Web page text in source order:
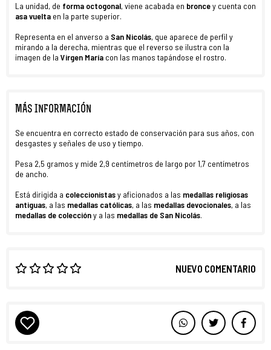
La unidad, de forma octogonal, viene acabada en broncey cuenta con
asa vuelta en la parte superior.
Representa en el anverso a San Nicolás, que aparece de perfil y
mirando a la derecha, mientras que el reverso se ilustra con la
imagen de la Virgen María con las manos tapándose el rostro.
MÁS INFORMACIÓN
Se encuentra en correcto estado de conservación para sus años, con
desgastes y señales de uso y tiempo.
Pesa 2,5 gramos y mide 2,9 centímetros de largo por 1,7 centímetros
de ancho.
Está dirigida a coleccionistasy aficionados a las medallas religiosas
antiguas, a las medallas católicas, a las medallas devocionales, a las
medallas de coleccióny a las medallas de San Nicolás.
NUEVO COMENTARIO